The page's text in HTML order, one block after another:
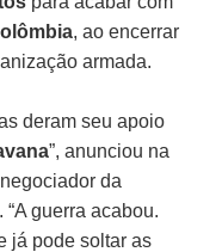
, ao encerrar
armada.
deram seu apoio
”, anunciou na
da
. “A guerra acabou.
já pode soltar as